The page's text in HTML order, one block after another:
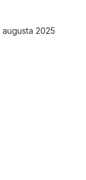
augusta 2025